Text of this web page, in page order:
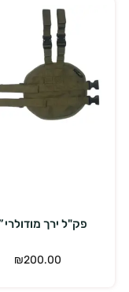
פק"ל ירך מודולרי ”...
₪200.00